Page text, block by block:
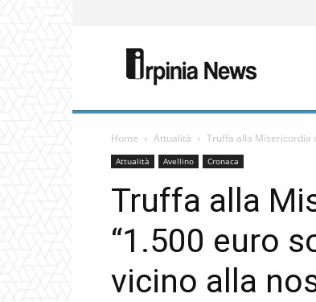
Home Attualità Truffa alla Misericordia
Attualità Avellino Cronaca
Truffa alla
“1.500 euro
vicino alla